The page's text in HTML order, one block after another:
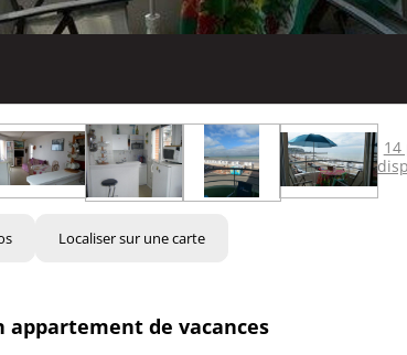
14
Localiser sur une carte
appartement de vacances